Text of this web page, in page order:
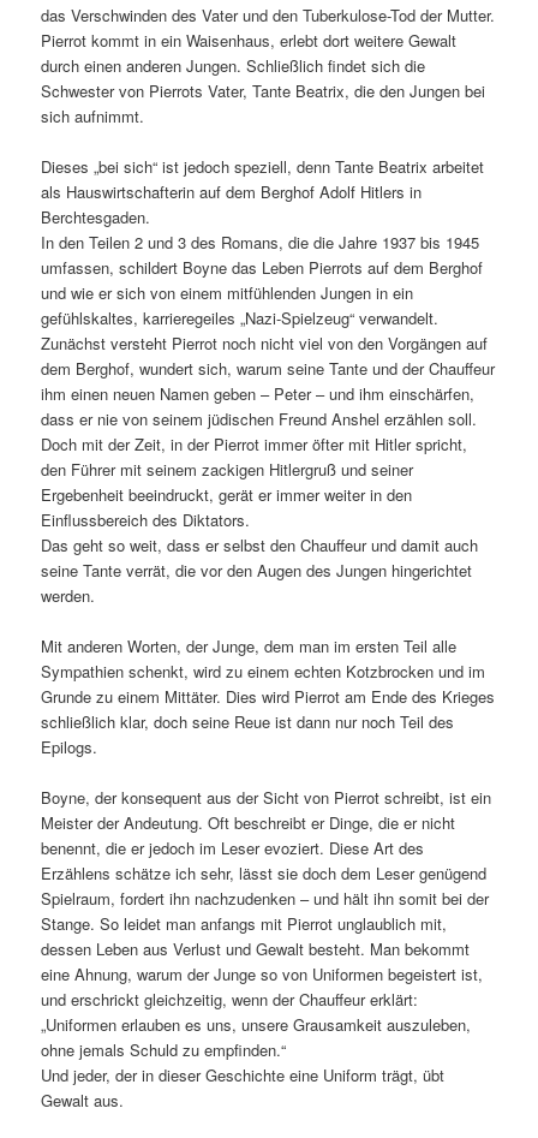
das Verschwinden des Vater und den Tuberkulose-Tod der Mutter.
Pierrot kommt in ein Waisenhaus, erlebt dort weitere Gewalt
durch einen anderen Jungen. Schließlich findet sich die
Schwester von Pierrots Vater, Tante Beatrix, die den Jungen bei
sich aufnimmt.
Dieses „bei sich“ ist jedoch speziell, denn Tante Beatrix arbeitet
als Hauswirtschafterin auf dem Berghof Adolf Hitlers in
Berchtesgaden.
In den Teilen 2 und 3 des Romans, die die Jahre 1937 bis 1945
umfassen, schildert Boyne das Leben Pierrots auf dem Berghof
und wie er sich von einem mitfühlenden Jungen in ein
gefühlskaltes, karrieregeiles „Nazi-Spielzeug“ verwandelt.
Zunächst versteht Pierrot noch nicht viel von den Vorgängen auf
dem Berghof, wundert sich, warum seine Tante und der Chauffeur
ihm einen neuen Namen geben – Peter – und ihm einschärfen,
dass er nie von seinem jüdischen Freund Anshel erzählen soll.
Doch mit der Zeit, in der Pierrot immer öfter mit Hitler spricht,
den Führer mit seinem zackigen Hitlergruß und seiner
Ergebenheit beeindruckt, gerät er immer weiter in den
Einflussbereich des Diktators.
Das geht so weit, dass er selbst den Chauffeur und damit auch
seine Tante verrät, die vor den Augen des Jungen hingerichtet
werden.
Mit anderen Worten, der Junge, dem man im ersten Teil alle
Sympathien schenkt, wird zu einem echten Kotzbrocken und im
Grunde zu einem Mittäter. Dies wird Pierrot am Ende des Krieges
schließlich klar, doch seine Reue ist dann nur noch Teil des
Epilogs.
Boyne, der konsequent aus der Sicht von Pierrot schreibt, ist ein
Meister der Andeutung. Oft beschreibt er Dinge, die er nicht
benennt, die er jedoch im Leser evoziert. Diese Art des
Erzählens schätze ich sehr, lässt sie doch dem Leser genügend
Spielraum, fordert ihn nachzudenken – und hält ihn somit bei der
Stange. So leidet man anfangs mit Pierrot unglaublich mit,
dessen Leben aus Verlust und Gewalt besteht. Man bekommt
eine Ahnung, warum der Junge so von Uniformen begeistert ist,
und erschrickt gleichzeitig, wenn der Chauffeur erklärt:
„Uniformen erlauben es uns, unsere Grausamkeit auszuleben,
ohne jemals Schuld zu empfinden.“
Und jeder, der in dieser Geschichte eine Uniform trägt, übt
Gewalt aus.